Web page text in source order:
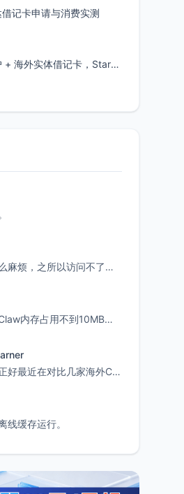
记卡申请与消费实测
全球多币种账户 + 海外实体借记卡，Starryblu开户教程与注意事项
不需要这么麻烦，之所以访问不了，是由于非对称路由的问题，在爱快主路由添加一条静态路由192.168.
看到PicoClaw内存占用不到10MB这个数据真的很惊喜，确实很适合我这种想用旧设备折腾AI的小白
好文章，正好最近在对比几家海外CDN。文中提到CF免费版不支持自定义回源端口和HOST这个痛点太真实
线缓存运行。